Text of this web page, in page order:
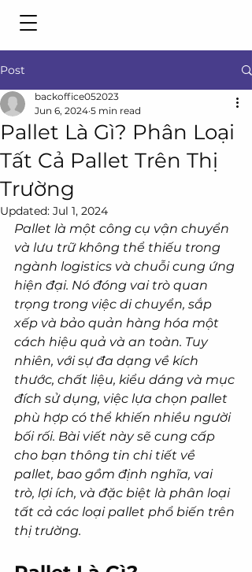
Post
Pallet Là Gì? Phân Loại
Tất Cả Pallet Trên Thị
Trường
backoffice052023
Jun 6, 2024 5 min read
Updated: Jul 1, 2024
Pallet là một công cụ vận chuyển
và lưu trữ không thể thiếu trong
ngành logistics và chuỗi cung ứng
hiện đại. Nó đóng vai trò quan
trọng trong việc di chuyển, sắp
xếp và bảo quản hàng hóa một
cách hiệu quả và an toàn. Tuy
nhiên, với sự đa dạng về kích
thước, chất liệu, kiểu dáng và mục
đích sử dụng, việc lựa chọn pallet
phù hợp có thể khiến nhiều người
bối rối. Bài viết này sẽ cung cấp
cho bạn thông tin chi tiết về
pallet, bao gồm định nghĩa, vai
trò, lợi ích, và đặc biệt là phân loại
tất cả các loại pallet phổ biến trên
thị trường.